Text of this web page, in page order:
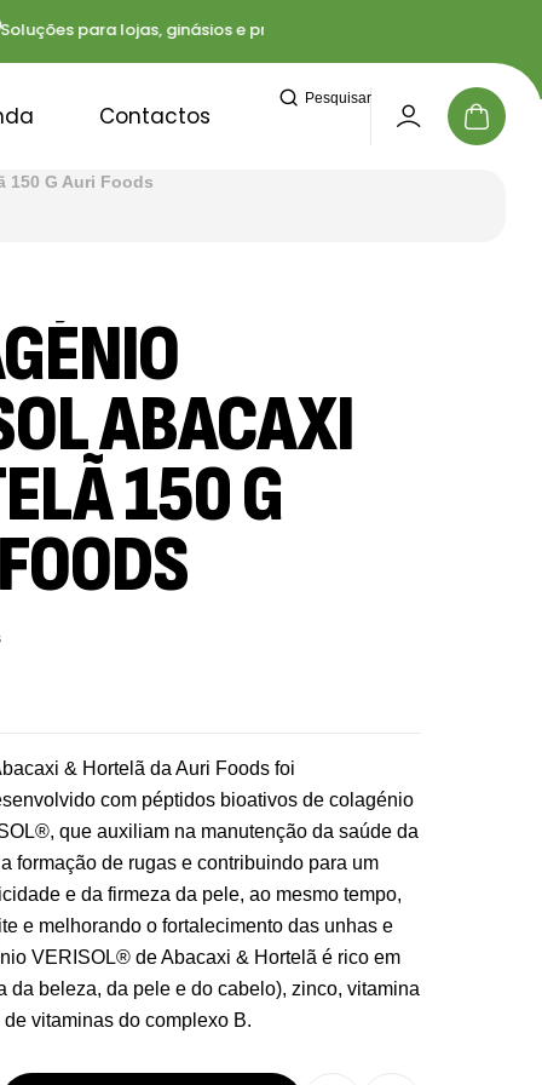
para lojas, ginásios e profissionais
Contactos
Pesquisar
150 G Auri Foods
ABACAXI
150 G
& Hortelã da Auri Foods foi
com péptidos bioativos de colagénio
que auxiliam na manutenção da saúde da
formação de rugas e contribuindo para um
e da firmeza da pele, ao mesmo tempo,
e melhorando o fortalecimento das unhas e
VERISOL® de Abacaxi & Hortelã é rico em
da beleza, da pele e do cabelo), zinco, vitamina
vitaminas do complexo B.
,Suplementos